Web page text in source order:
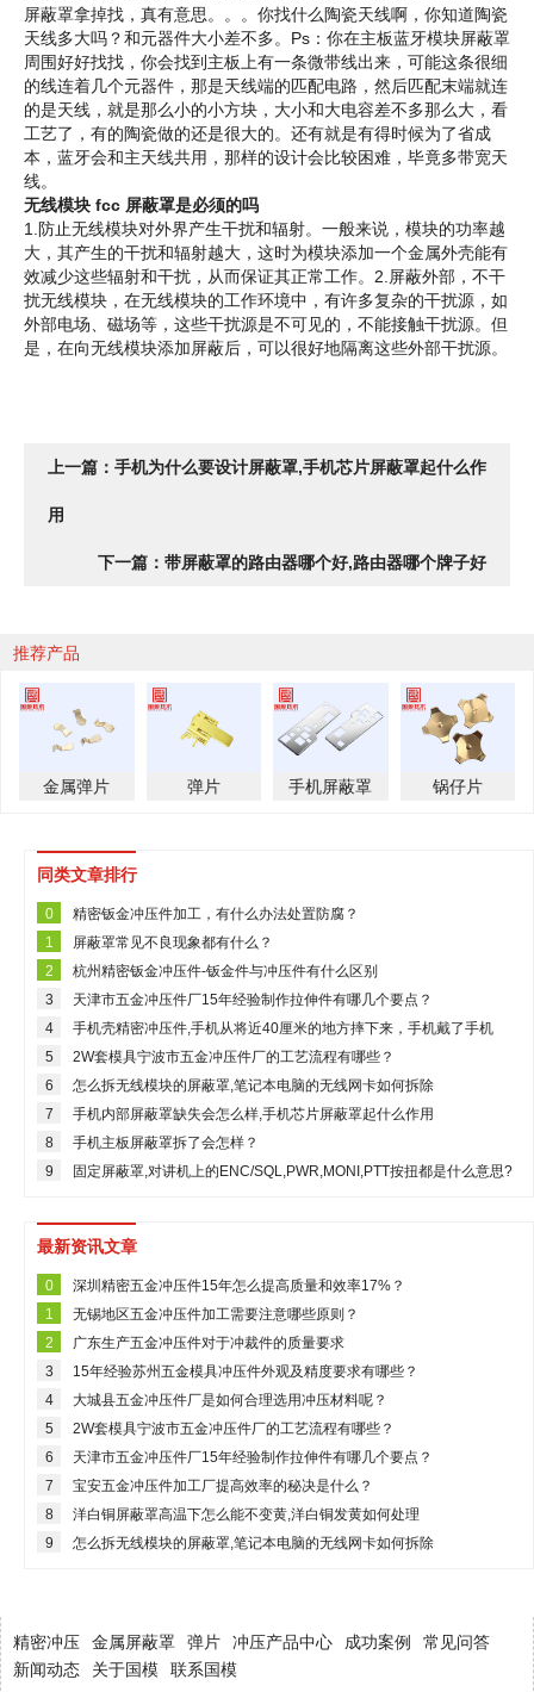
屏蔽罩拿掉找，真有意思。。。你找什么陶瓷天线啊，你知道陶瓷
天线多大吗？和元器件大小差不多。Ps：你在主板蓝牙模块屏蔽罩
周围好好找找，你会找到主板上有一条微带线出来，可能这条很细
的线连着几个元器件，那是天线端的匹配电路，然后匹配末端就连
的是天线，就是那么小的小方块，大小和大电容差不多那么大，看
工艺了，有的陶瓷做的还是很大的。还有就是有得时候为了省成
本，蓝牙会和主天线共用，那样的设计会比较困难，毕竟多带宽天
线。
无线模块 fcc 屏蔽罩是必须的吗
1.防止无线模块对外界产生干扰和辐射。一般来说，模块的功率越
大，其产生的干扰和辐射越大，这时为模块添加一个金属外壳能有
效减少这些辐射和干扰，从而保证其正常工作。2.屏蔽外部，不干
扰无线模块，在无线模块的工作环境中，有许多复杂的干扰源，如
外部电场、磁场等，这些干扰源是不可见的，不能接触干扰源。但
是，在向无线模块添加屏蔽后，可以很好地隔离这些外部干扰源。
上一篇：手机为什么要设计屏蔽罩,手机芯片屏蔽罩起什么作
用
下一篇：带屏蔽罩的路由器哪个好,路由器哪个牌子好
推荐产品
金属弹片 弹片 手机屏蔽罩 锅仔片
同类文章排行
0
精密钣金冲压件加工，有什么办法处置防腐？
1
屏蔽罩常见不良现象都有什么？
2
杭州精密钣金冲压件-钣金件与冲压件有什么区别
3
天津市五金冲压件厂15年经验制作拉伸件有哪几个要点？
4
手机壳精密冲压件,手机从将近40厘米的地方摔下来，手机戴了手机
壳，外观没有损伤，那会有什么影响吗？目前还可以使用
5
2W套模具宁波市五金冲压件厂的工艺流程有哪些？
6
怎么拆无线模块的屏蔽罩,笔记本电脑的无线网卡如何拆除
7
手机内部屏蔽罩缺失会怎么样,手机芯片屏蔽罩起什么作用
8
手机主板屏蔽罩拆了会怎样？
9
固定屏蔽罩,对讲机上的ENC/SQL,PWR,MONI,PTT按扭都是什么意思?
最新资讯文章
0
深圳精密五金冲压件15年怎么提高质量和效率17%？
1
无锡地区五金冲压件加工需要注意哪些原则？
2
广东生产五金冲压件对于冲裁件的质量要求
3
15年经验苏州五金模具冲压件外观及精度要求有哪些？
4
大城县五金冲压件厂是如何合理选用冲压材料呢？
5
2W套模具宁波市五金冲压件厂的工艺流程有哪些？
6
天津市五金冲压件厂15年经验制作拉伸件有哪几个要点？
7
宝安五金冲压件加工厂提高效率的秘决是什么？
8
洋白铜屏蔽罩高温下怎么能不变黄,洋白铜发黄如何处理
9
怎么拆无线模块的屏蔽罩,笔记本电脑的无线网卡如何拆除
精密冲压 金属屏蔽罩 弹片 冲压产品中心 成功案例
常见问答
新闻动态
关于国模 联系国模